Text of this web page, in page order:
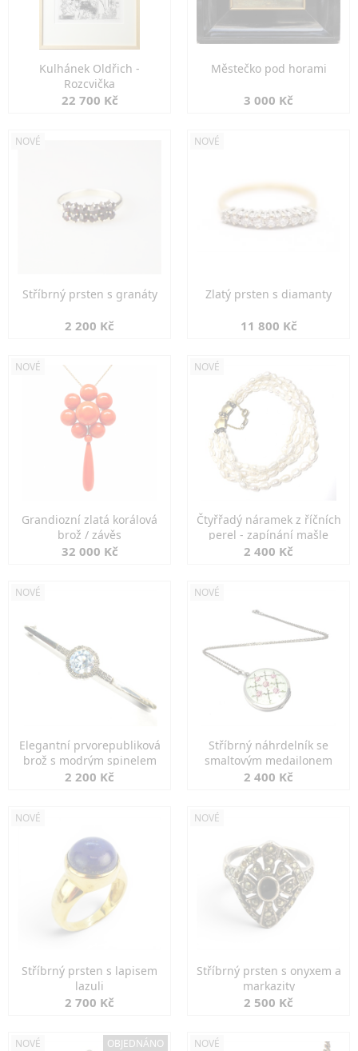
Kulhánek Oldřich -
Rozcvička
22 700 Kč
Městečko pod horami
3 000 Kč
NOVÉ
Stříbrný prsten s granáty
2 200 Kč
NOVÉ
Zlatý prsten s diamanty
11 800 Kč
NOVÉ
Grandiozní zlatá korálová
brož / závěs
32 000 Kč
NOVÉ
Čtyřřadý náramek z říčních
perel - zapínání mašle
2 400 Kč
NOVÉ
Elegantní prvorepubliková
brož s modrým spinelem
2 200 Kč
NOVÉ
Stříbrný náhrdelník se
smaltovým medailonem
2 400 Kč
NOVÉ
Stříbrný prsten s lapisem
lazuli
2 700 Kč
NOVÉ
Stříbrný prsten s onyxem a
markazity
2 500 Kč
NOVÉ OBJEDNÁNO NOVÉ